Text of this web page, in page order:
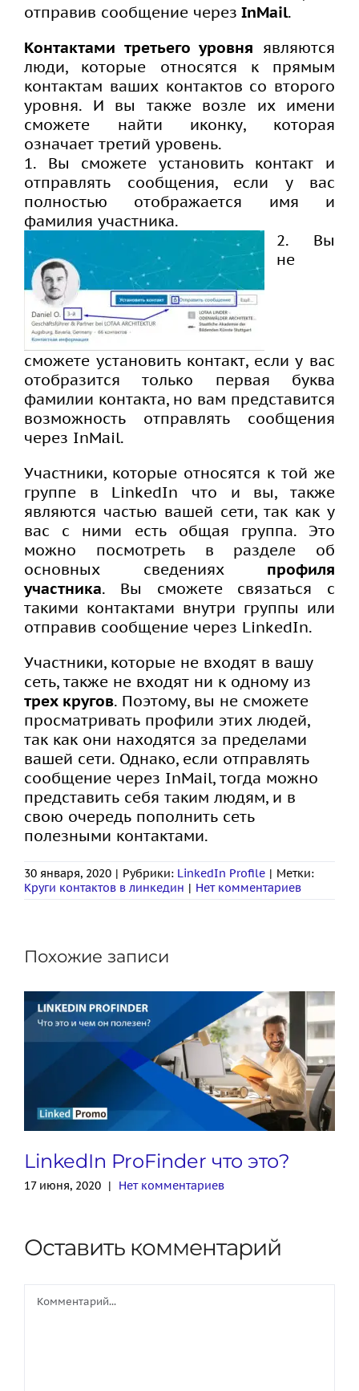
отправив сообщение через InMail.
Контактами третьего уровня являются
люди, которые относятся к прямым
контактам ваших контактов со второго
уровня. И вы также возле их имени
сможете найти иконку, которая
означает третий уровень.
1. Вы сможете установить контакт и
отправлять сообщения, если у вас
полностью отображается имя и
фамилия участника.
2. Вы
не
сможете установить контакт, если у вас
отобразится только первая буква
фамилии контакта, но вам представится
возможность отправлять сообщения
через InMail.
Участники, которые относятся к той же
группе в LinkedIn что и вы, также
являются частью вашей сети, так как у
вас с ними есть общая группа. Это
можно посмотреть в разделе об
основных сведениях профиля
участника. Вы сможете связаться с
такими контактами внутри группы или
отправив сообщение через LinkedIn.
Участники, которые не входят в вашу
сеть, также не входят ни к одному из
трех кругов. Поэтому, вы не сможете
просматривать профили этих людей,
так как они находятся за пределами
вашей сети. Однако, если отправлять
сообщение через InMail, тогда можно
представить себя таким людям, и в
свою очередь пополнить сеть
полезными контактами.
30 января, 2020 | Рубрики: LinkedIn Profile | Метки:
Круги контактов в линкедин | Нет комментариев
Похожие записи
LinkedIn ProFinder что это?
17 июня, 2020 | Нет комментариев
Оставить комментарий